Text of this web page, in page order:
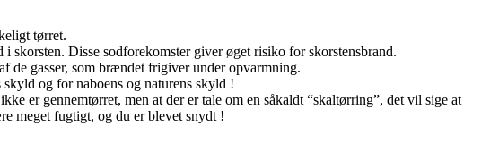
tørret.
Disse sodforekomster giver øget risiko for skorstensbrand.
de gasser, som brændet frigiver under opvarmning.
og for naboens og naturens skyld !
er gennemtørret, men at der er tale om en såkaldt “skaltørring”, det vil sige at
meget fugtigt, og du er blevet snydt !